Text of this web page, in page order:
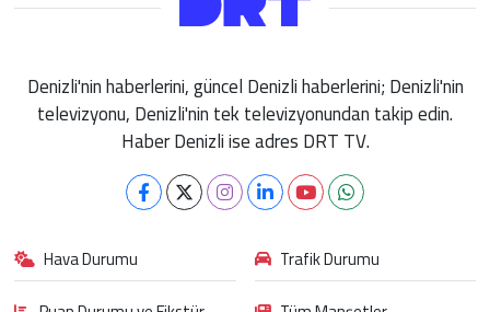
Denizli'nin haberlerini, güncel Denizli haberlerini; Denizli'nin
televizyonu, Denizli'nin tek televizyonundan takip edin.
Haber Denizli ise adres DRT TV.
Hava Durumu
Trafik Durumu